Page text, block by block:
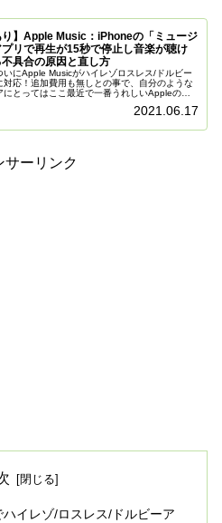
り】Apple Music：iPhoneの「ミュージ
プリで再生が15秒で停止し音楽が聴け
具合の原因と直し方
いにApple Musicがハイレゾロスレス/ドルビー
対応！追加費用も無しとの事で、自分のような
にとってはここ最近で一番うれしいAppleのア
2021.06.17
サーリンク
イレゾ/ロスレス/ドルビーア